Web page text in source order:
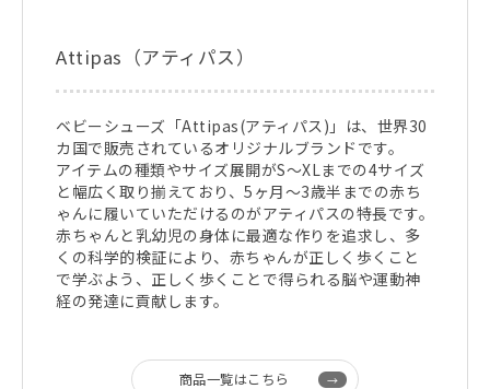
Attipas（アティパス）
ベビーシューズ「Attipas(アティパス)」は、世界30
カ国で販売されているオリジナルブランドです。
アイテムの種類やサイズ展開がS～XLまでの4サイズ
と幅広く取り揃えており、5ヶ月～3歳半までの赤ち
ゃんに履いていただけるのがアティパスの特長です。
赤ちゃんと乳幼児の身体に最適な作りを追求し、多
くの科学的検証により、赤ちゃんが正しく歩くこと
で学ぶよう、正しく歩くことで得られる脳や運動神
経の発達に貢献します。
商品一覧はこちら